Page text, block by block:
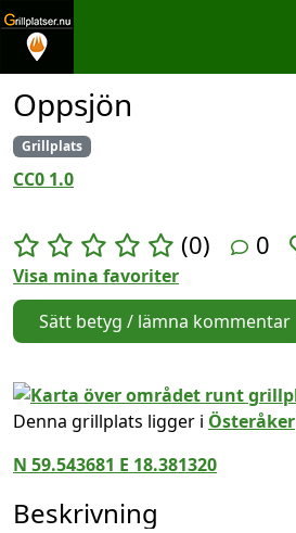
Oppsjön
Grillplats
CC0 1.0
(0) 0
Visa mina favoriter
Sätt betyg / lämna kommentar
Denna grillplats ligger i Österåker
N 59.543681 E 18.381320
Beskrivning